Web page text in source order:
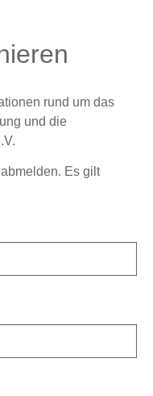
rund um das
und die
Es gilt